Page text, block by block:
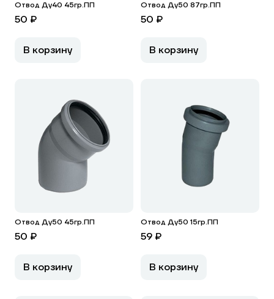
Отвод Ду40 45гр.ПП
50 ₽
В корзину
Отвод Ду50 87гр.ПП
50 ₽
В корзину
Отвод Ду50 45гр.ПП
50 ₽
В корзину
Отвод Ду50 15гр.ПП
59 ₽
В корзину